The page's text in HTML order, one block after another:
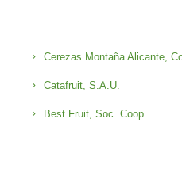
Cerezas Montaña Alicante,
Catafruit, S.A.U.
Best Fruit, Soc. Coop